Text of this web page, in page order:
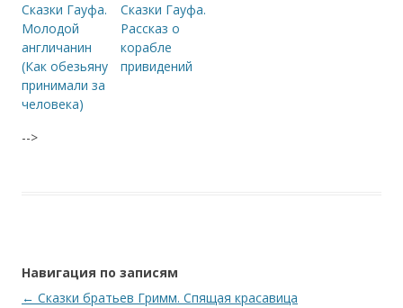
Сказки Гауфа.
Молодой
англичанин
(Как обезьяну
принимали за
человека)
Сказки Гауфа.
Рассказ о
корабле
привидений
-->
Навигация по записям
← Сказки братьев Гримм. Спящая красавица